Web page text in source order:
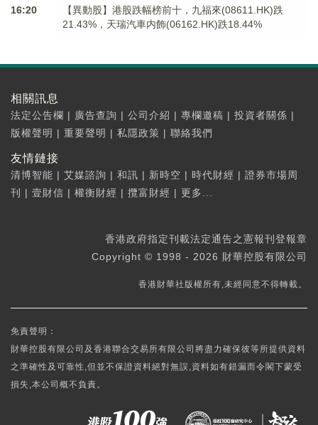
16:20
【異動股】港股跌幅榜前十，九福來(08611.HK)跌
21.43%，天瑞汽車内飾(06162.HK)跌18.44%
相關訊息
法定公告欄 | 廣告查詢 | 公司介紹 | 專欄邀稿 | 投資者關係 |
版權聲明 | 重要聲明 | 私隱政策 | 聯絡我們
友情鏈接
清博智能 | 艾媒諮詢 | 和訊 | 新時空 | 時代財經 | 證券市場周
刊
| 壹財信 | 權衡財經 | 攬富財經 | 更多...
香港政府指定刊載法定通告之憲報刊登報章
Copyright © 1998 - 2026 財華控股有限公司
香港財華社版權所有,未經同意不得轉載。
免責聲明：
財華控股有限公司及香港聯合交易所有限公司將盡力確保彼等所提供資料
之準確性及可靠性,但並不保證資料絕對無誤,資料如有錯漏而令閣下蒙受
損失,本公司概不負責。